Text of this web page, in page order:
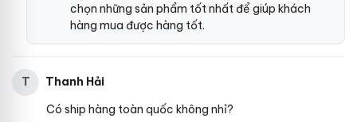
chọn những sản phẩm tốt nhất để giúp khách
hàng mua được hàng tốt.
T
Thanh Hải
Có ship hàng toàn quốc không nhỉ?